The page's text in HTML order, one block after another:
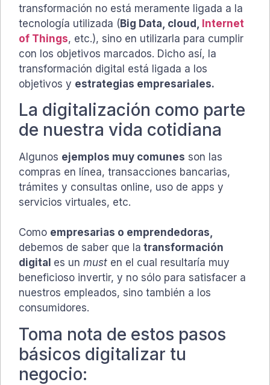
transformación no está meramente ligada a la
tecnología utilizada (Big Data, cloud, Internet
of Things, etc.), sino en utilizarla para cumplir
con los objetivos marcados. Dicho así, la
transformación digital está ligada a los
objetivos y estrategias empresariales.
La digitalización como parte
de nuestra vida cotidiana
Algunos ejemplos muy comunes son las
compras en línea, transacciones bancarias,
trámites y consultas online, uso de apps y
servicios virtuales, etc.
Como empresarias o emprendedoras,
debemos de saber que la transformación
digital es un must en el cual resultaría muy
beneficioso invertir, y no sólo para satisfacer a
nuestros empleados, sino también a los
consumidores.
Toma nota de estos pasos
básicos digitalizar tu
negocio: